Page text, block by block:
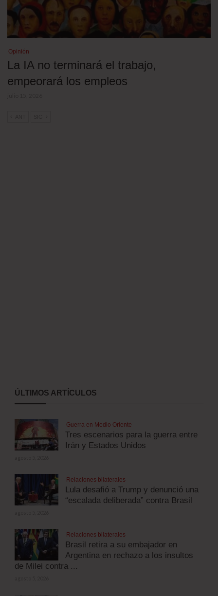
Opinión
La IA no terminará el trabajo,
empeorará los empleos
ÚLTIMOS ARTÍCULOS
Guerra en Medio Oriente
Tres escenarios para la guerra entre
Irán y Estados Unidos
Relaciones bilaterales
Lula desafió a Trump y denunció una
“escalada deliberada” contra Brasil
Relaciones bilaterales
Brasil retira a su embajador en
Argentina en rechazo a los insultos
de Milei contra ...